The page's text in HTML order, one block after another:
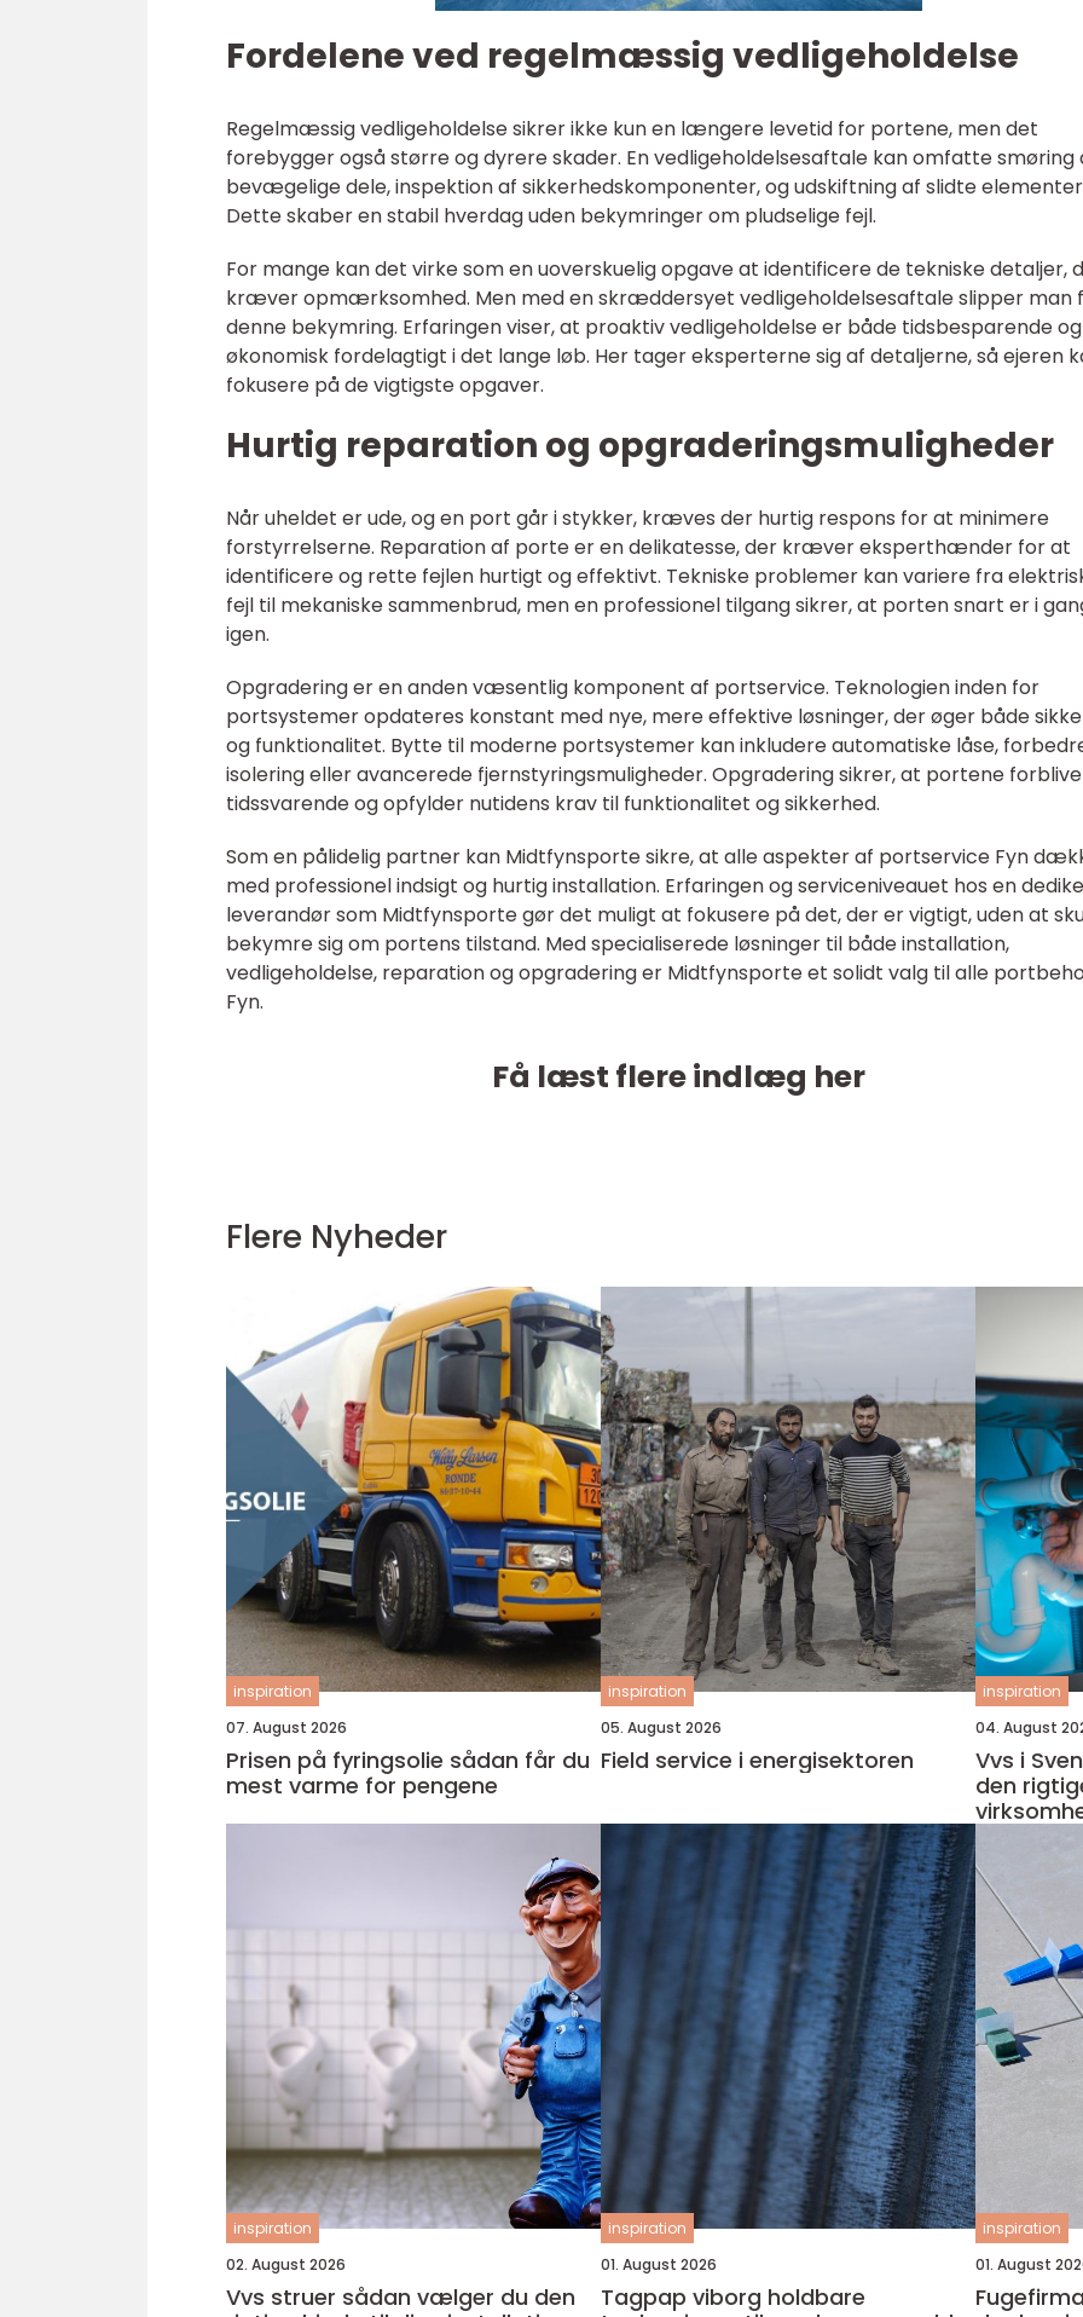
Fordelene ved regelmæssig vedligeholdelse
Regelmæssig vedligeholdelse sikrer ikke kun en længere levetid for portene, men det
forebygger også større og dyrere skader. En vedligeholdelsesaftale kan omfatte smøring
bevægelige dele, inspektion af sikkerhedskomponenter, og udskiftning af slidte
Dette skaber en stabil hverdag uden bekymringer om pludselige fejl.
For mange kan det virke som en uoverskuelig opgave at identificere de tekniske detaljer,
kræver opmærksomhed. Men med en skræddersyet vedligeholdelsesaftale slipper man
denne bekymring. Erfaringen viser, at proaktiv vedligeholdelse er både tidsbesparende og
økonomisk fordelagtigt i det lange løb. Her tager eksperterne sig af detaljerne, så ejeren
fokusere på de vigtigste opgaver.
Hurtig reparation og opgraderingsmuligheder
Når uheldet er ude, og en port går i stykker, kræves der hurtig respons for at minimere
forstyrrelserne. Reparation af porte er en delikatesse, der kræver eksperthænder for at
identificere og rette fejlen hurtigt og effektivt. Tekniske problemer kan variere fra
fejl til mekaniske sammenbrud, men en professionel tilgang sikrer, at porten snart er i
igen.
Opgradering er en anden væsentlig komponent af portservice. Teknologien inden for
portsystemer opdateres konstant med nye, mere effektive løsninger, der øger både
og funktionalitet. Bytte til moderne portsystemer kan inkludere automatiske låse,
isolering eller avancerede fjernstyringsmuligheder. Opgradering sikrer, at portene
tidssvarende og opfylder nutidens krav til funktionalitet og sikkerhed.
Som en pålidelig partner kan Midtfynsporte sikre, at alle aspekter af portservice Fyn
med professionel indsigt og hurtig installation. Erfaringen og serviceniveauet hos en
leverandør som Midtfynsporte gør det muligt at fokusere på det, der er vigtigt, uden at
bekymre sig om portens tilstand. Med specialiserede løsninger til både installation,
vedligeholdelse, reparation og opgradering er Midtfynsporte et solidt valg til alle
Fyn.
Få læst flere indlæg her
Flere Nyheder
inspiration
07. August 2026
Prisen på fyringsolie sådan får du
mest varme for pengene
inspiration
05. August 2026
Field service i energisektoren
inspiration
04. August
Vvs i
den
inspiration
02. August 2026
Vvs struer sådan vælger du den
inspiration
01. August 2026
Tagpap viborg holdbare
inspiration
01. August
Fugefirma